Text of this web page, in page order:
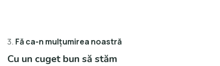
Fă ca-n mulţumirea noastră
Cu un cuget bun să stăm